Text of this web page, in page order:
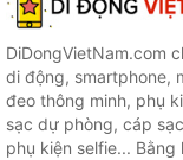
DiDongVietNam.com
di động, smartphone,
đeo thông minh, phụ
sạc dự phòng, cáp
phụ kiện selfie...